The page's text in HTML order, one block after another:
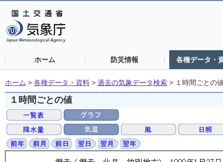
ホーム 防災情報 各種データ・
ホーム > 各種データ・資料 > 過去の気象データ検索 > １時間ごとの
１時間ごとの値